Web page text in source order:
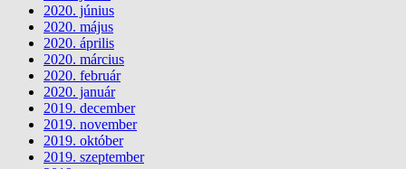
2020. június
2020. május
2020. április
2020. március
2020. február
2020. január
2019. december
2019. november
2019. október
2019. szeptember